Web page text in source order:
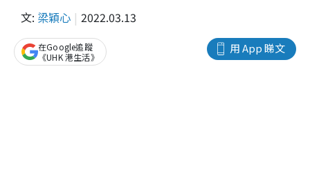
文: 梁穎心 2022.03.13
用 App 睇文
在Google追蹤
《UHK 港生活》